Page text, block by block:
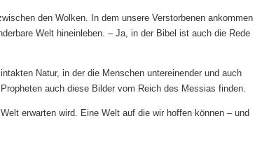
den Wolken. In dem unsere Verstorbenen ankommen
Welt hineinleben. – Ja, in der Bibel ist auch die Rede
Natur, in der die Menschen untereinender und auch
auch diese Bilder vom Reich des Messias finden.
erwarten wird. Eine Welt auf die wir hoffen können – und